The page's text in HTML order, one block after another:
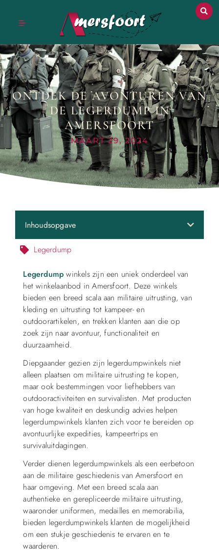
ONTDEK DE AVONTUREN VAN
DE LEGERDUMP IN
AMERSFOORT
MAART 29, 2024
Legerdump winkels zijn een uniek onderdeel van
het winkelaanbod in Amersfoort. Deze winkels
bieden een breed scala aan militaire uitrusting, van
kleding en uitrusting tot kampeer- en
outdoorartikelen, en trekken klanten aan die op
zoek zijn naar avontuur, functionaliteit en
duurzaamheid.
Diepgaander gezien zijn legerdumpwinkels niet
alleen plaatsen om militaire uitrusting te kopen,
maar ook bestemmingen voor liefhebbers van
outdooractiviteiten en survivalisten. Met producten
van hoge kwaliteit en deskundig advies helpen
legerdumpwinkels klanten zich voor te bereiden op
avontuurlijke expedities, kampeertrips en
survivaluitdagingen.
Verder dienen legerdumpwinkels als een eerbetoon
aan de militaire geschiedenis van Amersfoort en
haar omgeving. Met een breed scala aan
authentieke en gerepliceerde militaire uitrusting,
waaronder uniformen, medailles en memorabilia,
bieden legerdumpwinkels klanten de mogelijkheid
om een ​​stukje geschiedenis te ervaren en te
waarderen.
Inhoudsopgave
Legerdump